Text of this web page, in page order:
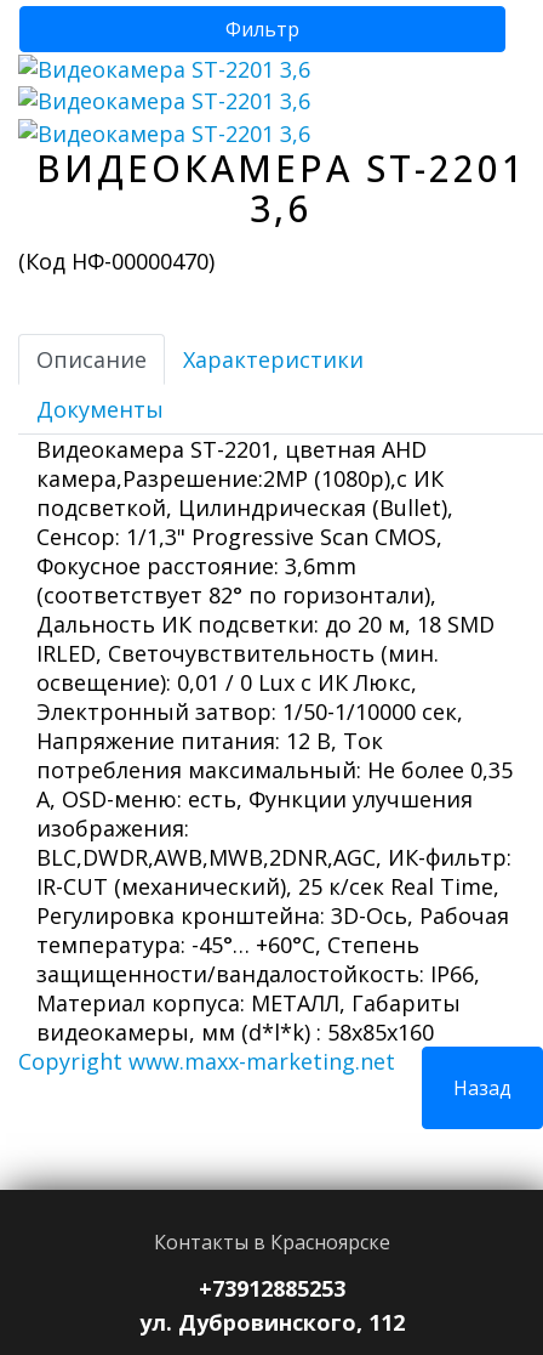
Фильтр
ВИДЕОКАМЕРА ST-2201
3,6
(Код НФ-00000470)
Описание
Характеристики
Документы
Видеокамера ST-2201, цветная AHD
камера,Разрешение:2MP (1080p),с ИК
подсветкой, Цилиндрическая (Bullet),
Сенсор: 1/1,3" Progressive Scan CMOS,
Фокусное расстояние: 3,6mm
(соответствует 82° по горизонтали),
Дальность ИК подсветки: до 20 м, 18 SMD
IRLED, Светочувствительность (мин.
освещение): 0,01 / 0 Lux с ИК Люкс,
Электронный затвор: 1/50-1/10000 сек,
Напряжение питания: 12 В, Ток
потребления максимальный: Не более 0,35
А, OSD-меню: есть, Функции улучшения
изображения:
BLC,DWDR,AWB,MWB,2DNR,AGC, ИК-фильтр:
IR-CUT (механический), 25 к/сек Real Time,
Регулировка кронштейна: 3D-Ось, Рабочая
температура: -45°… +60°С, Степень
защищенности/вандалостойкость: IP66,
Материал корпуса: МЕТАЛЛ, Габариты
видеокамеры, мм (d*l*k) : 58х85х160
Copyright www.maxx-marketing.net
Контакты в Красноярске
+73912885253
ул. Дубровинского, 112